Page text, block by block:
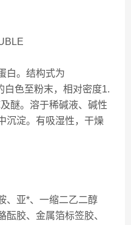
白。结构式为
白色至粉末，相对密度1.
醚。溶于稀碱液、碱性
沉淀。有吸湿性，干燥
、亚*、一缩二乙二醇
胶、金属箔标签胶、